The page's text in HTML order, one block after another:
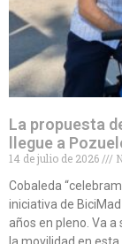
La propuesta
llegue a
14 de julio de 2026
Cobaleda
iniciativa de
años en pleno. Va